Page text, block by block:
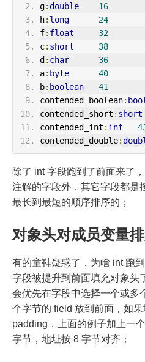
g:double
16
h: long
24
f: float
32
c: short
38
d : char
36
a: byte
40
b: boolean
41
contended_boolean:
contended_short : short
contended_int : int
contended_double:
除了 int 字段跑到了前面来了
注解的字段外，其它字段都是
最长到最短的顺序排序的；
对象头对成员变量
有的童鞋疑惑了，为啥 int 跑
字段被提升到前面填充对象头
会优先在字段中选择一个或多
个字节的 field 放到前面，如
padding，上面的例子加上一
字节，地址按 8 字节对齐；